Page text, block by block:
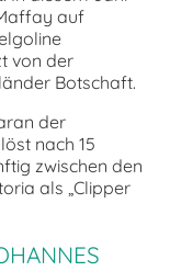
auf
von der
Botschaft.
der
nach 15
zwischen den
als „Clipper